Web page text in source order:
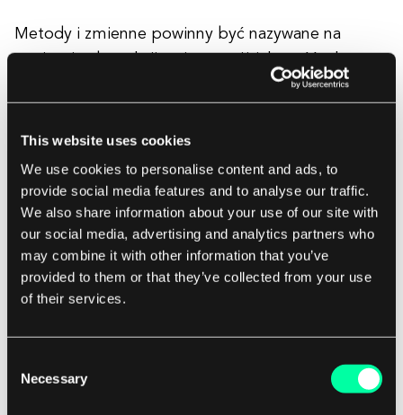
This website uses cookies
We use cookies to personalise content and ads, to
provide social media features and to analyse our traffic.
We also share information about your use of our site with
our social media, advertising and analytics partners who
may combine it with other information that you’ve
provided to them or that they’ve collected from your use
of their services.
Selection
Necessary
Metody i zmienne powinny być nazywane na
. Tworząc klasę, nie
powinna opierać się na jej współczesnych
założeniach. Nie oczekujemy, że samochód
nabierze cech łodzi. Dlatego, jeśli obecne
wymagania aplikacji wskazują na potrzebę
samochodu, nazwa klasy powinna brzmiećCar
zamiastVehicle.
bardziej szczegółową wersję, na przykład